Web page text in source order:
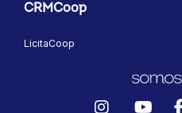
CRMCoop
LicitaCoop